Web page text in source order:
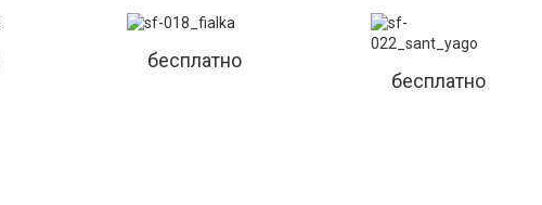
бесплатно
бесплатно